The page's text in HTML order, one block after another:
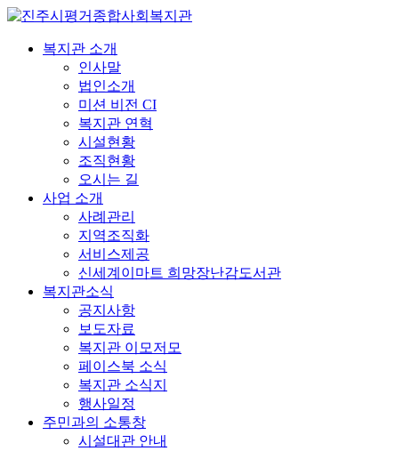
복지관 소개
인사말
법인소개
미션 비전 CI
복지관 연혁
시설현황
조직현황
오시는 길
사업 소개
사례관리
지역조직화
서비스제공
신세계이마트 희망장난감도서관
복지관소식
공지사항
보도자료
복지관 이모저모
페이스북 소식
복지관 소식지
행사일정
주민과의 소통창
시설대관 안내